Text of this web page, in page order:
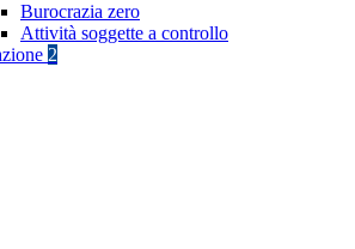
Burocrazia zero
Attività soggette a controllo
2